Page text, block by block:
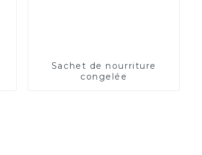
Sachet de nourriture
congelée